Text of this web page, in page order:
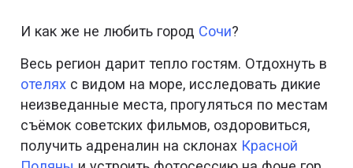
И как же не любить город Сочи?
Весь регион дарит тепло гостям. Отдохнуть в
отелях с видом на море, исследовать дикие
неизведанные места, прогуляться по местам
съёмок советских фильмов, оздоровиться,
получить адреналин на склонах Красной